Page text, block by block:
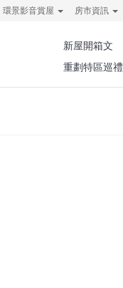
環景影音賞屋 房市資訊
新屋開箱文
重劃特區巡禮